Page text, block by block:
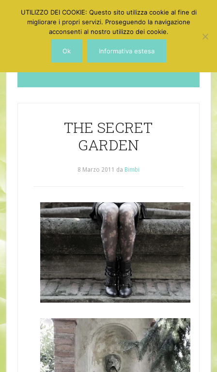
Dotgirl
THE SECRET
GARDEN
8 Marzo 2011 da Bimbi
UTILIZZO DEI COOKIE: Questo sito utilizza cookie al fine di
migliorare i propri servizi. Proseguendo la navigazione
acconsenti al nostro utilizzo dei cookie.
Ok Informativa estesa